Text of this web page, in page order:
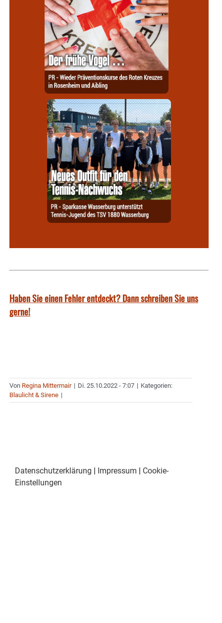
Haben Sie einen Fehler entdeckt? Dann schreiben Sie uns
gerne!
Von Regina Mittermair | Di. 25.10.2022 - 7:07 | Kategorien:
Blaulicht & Sirene |
Datenschutzerklärung | Impressum | Cookie-
Einstellungen